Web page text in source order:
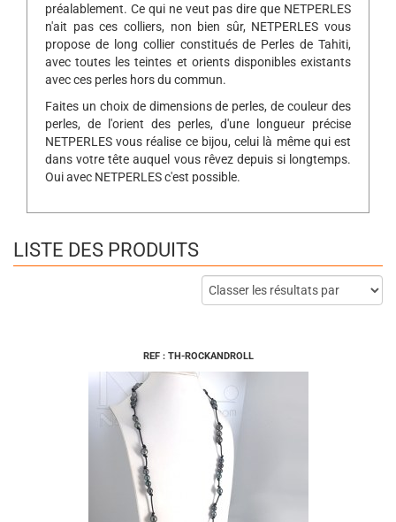
préalablement. Ce qui ne veut pas dire que NETPERLES
n'ait pas ces colliers, non bien sûr, NETPERLES vous
propose de long collier constitués de Perles de Tahiti,
avec toutes les teintes et orients disponibles existants
avec ces perles hors du commun.
Faites un choix de dimensions de perles, de couleur des
perles, de l'orient des perles, d'une longueur précise
NETPERLES vous réalise ce bijou, celui là même qui est
dans votre tête auquel vous rêvez depuis si longtemps.
Oui avec NETPERLES c'est possible.
LISTE DES PRODUITS
REF : TH-ROCKANDROLL